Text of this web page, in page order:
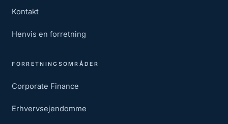
Kontakt
Henvis en forretning
FORRETNINGSOMRÅDER
Corporate Finance
Erhvervsejendomme